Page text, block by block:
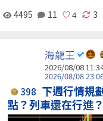
4495
11 3
海龍王
2026/08/08
2026/08/08
398 下週行情規
點？列車還在行進？